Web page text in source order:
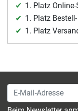
1. Platz Online-
1. Platz
1. Platz
E-Mail-Adresse